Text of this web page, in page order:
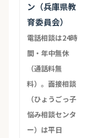
ン（兵庫県教
育委員会）
電話相談は24時
間・年中無休
（通話料無
料）。面接相談
（ひょうごっ子
悩み相談センタ
ー）は平日